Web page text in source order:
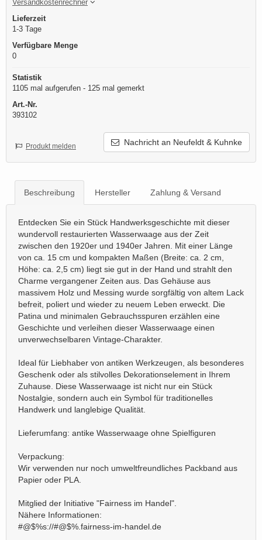
Versandkostenrechner
Lieferzeit
1-3 Tage
Verfügbare Menge
0
Statistik
1105 mal aufgerufen - 125 mal gemerkt
Art.-Nr.
393102
Nachricht an Neufeldt & Kuhnke
Produkt melden
Beschreibung Hersteller Zahlung & Versand
Entdecken Sie ein Stück Handwerksgeschichte mit dieser
wundervoll restaurierten Wasserwaage aus der Zeit
zwischen den 1920er und 1940er Jahren. Mit einer Länge
von ca. 15 cm und kompakten Maßen (Breite: ca. 2 cm,
Höhe: ca. 2,5 cm) liegt sie gut in der Hand und strahlt den
Charme vergangener Zeiten aus. Das Gehäuse aus
massivem Holz und Messing wurde sorgfältig von altem Lack
befreit, poliert und wieder zu neuem Leben erweckt. Die
Patina und minimalen Gebrauchsspuren erzählen eine
Geschichte und verleihen dieser Wasserwaage einen
unverwechselbaren Vintage-Charakter.
Ideal für Liebhaber von antiken Werkzeugen, als besonderes
Geschenk oder als stilvolles Dekorationselement in Ihrem
Zuhause. Diese Wasserwaage ist nicht nur ein Stück
Nostalgie, sondern auch ein Symbol für traditionelles
Handwerk und langlebige Qualität.
Lieferumfang: antike Wasserwaage ohne Spielfiguren
Verpackung:
Wir verwenden nur noch umweltfreundliches Packband aus
Papier oder PLA.
Mitglied der Initiative "Fairness im Handel".
Nähere Informationen:
#@$%s://#@$%.fairness-im-handel.de